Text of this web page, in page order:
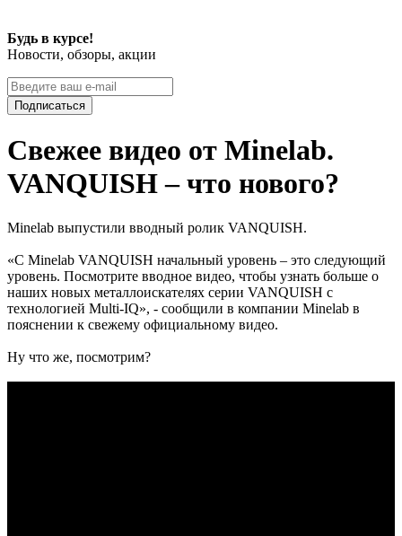
Будь в курсе!
Новости, обзоры, акции
Подписаться
Свежее видео от Minelab.
VANQUISH – что нового?
Minelab выпустили вводный ролик VANQUISH.
«С Minelab VANQUISH начальный уровень – это следующий
уровень. Посмотрите вводное видео, чтобы узнать больше о
наших новых металлоискателях серии VANQUISH с
технологией Multi-IQ», - сообщили в компании Minelab в
пояснении к свежему официальному видео.
Ну что же, посмотрим?